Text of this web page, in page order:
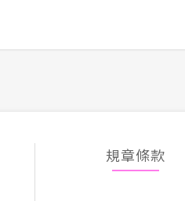
規章條款